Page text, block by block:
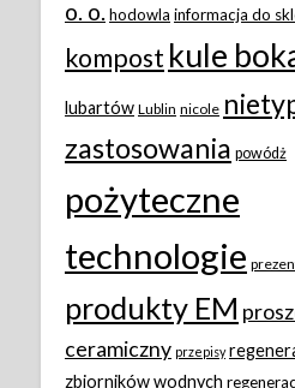
o. o.hodowla informacja do
kompost kule
lubartów Lublin nicole
zastosowania powódż
pożyteczne
technologie
produkty EM
ceramiczny przepisy
zbiorników wodnych